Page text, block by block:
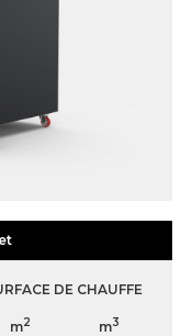
DE CHAUFFE
m2 m3